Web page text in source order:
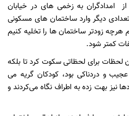
از امدادگران به زخمی های در خیابان
دیگر وارد ساختمان های مسکونی
زودتر ساختمان ها را تخلیه کنیم
کمتر شود.
لحظات برای لحظاتی سکوت کرد تا بلکه
و دردناکی بود، کودکان گریه می
نیز بهت زده به اطراف نگاه می‌کردند و